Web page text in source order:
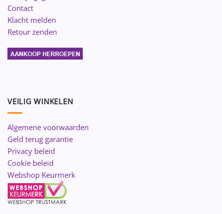
Contact
Klacht melden
Retour zenden
VEILIG WINKELEN
Algemene voorwaarden
Geld terug garantie
Privacy beleid
Cookie beleid
Webshop Keurmerk